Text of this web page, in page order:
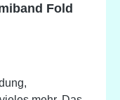
Fold